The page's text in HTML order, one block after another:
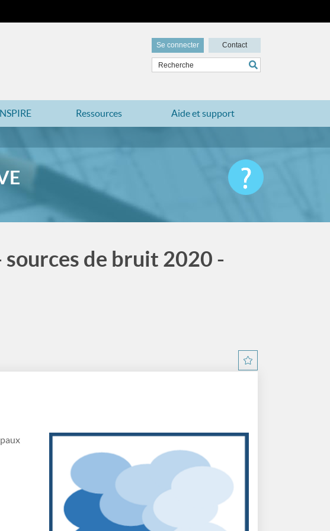
Se connecter Contact
Ressources Aide et support
de bruit 2020 -